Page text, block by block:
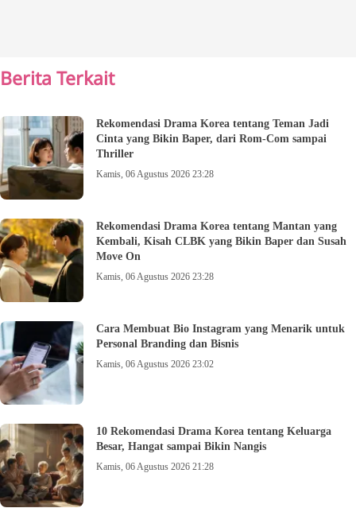
Berita Terkait
Rekomendasi Drama Korea tentang Teman Jadi
Cinta yang Bikin Baper, dari Rom-Com sampai
Thriller
Kamis, 06 Agustus 2026 23:28
Rekomendasi Drama Korea tentang Mantan yang
Kembali, Kisah CLBK yang Bikin Baper dan Susah
Move On
Kamis, 06 Agustus 2026 23:28
Cara Membuat Bio Instagram yang Menarik untuk
Personal Branding dan Bisnis
Kamis, 06 Agustus 2026 23:02
10 Rekomendasi Drama Korea tentang Keluarga
Besar, Hangat sampai Bikin Nangis
Kamis, 06 Agustus 2026 21:28